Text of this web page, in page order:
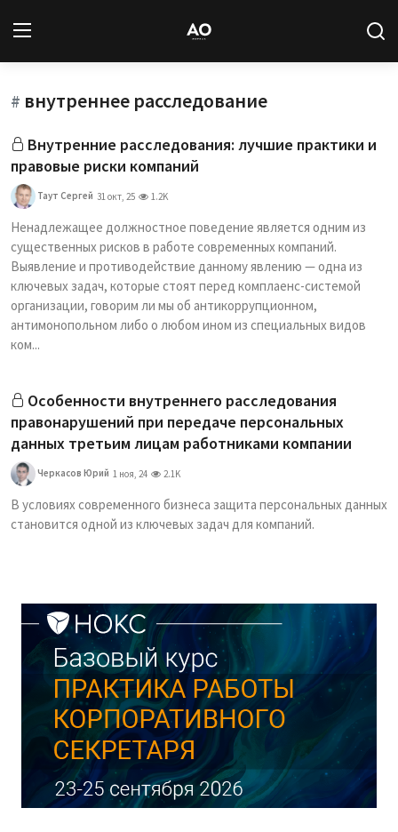
Вход Регистрация
Новости
Статьи
Авторы
Архив
База знаний
# внутреннее расследование
Внутренние расследования: лучшие практики и
правовые риски компаний
Таут Сергей 31 окт, 25 1.2K
Ненадлежащее должностное поведение является одним из
существенных рисков в работе современных компаний.
Выявление и противодействие данному явлению — одна из
ключевых задач, которые стоят перед комплаенс-системой
организации, говорим ли мы об антикоррупционном,
антимонопольном либо о любом ином из специальных видов
ком...
Особенности внутреннего расследования
правонарушений при передаче персональных
данных третьим лицам работниками компании
Черкасов Юрий 1 ноя, 24 2.1K
В условиях современного бизнеса защита персональных данных
становится одной из ключевых задач для компаний.